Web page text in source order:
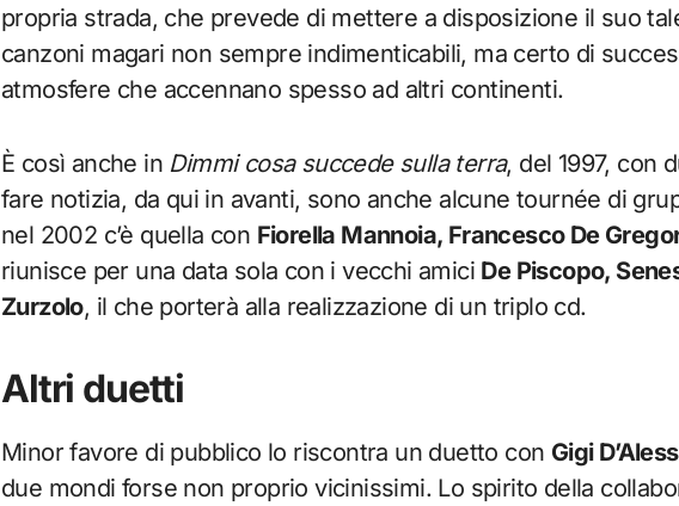
propria strada, che prevede di mettere a disposizione il suo
canzoni magari non sempre indimenticabili, ma certo di
atmosfere che accennano spesso ad altri continenti.
È così anche in Dimmi cosa succede sulla terra, del 1997, con
fare notizia, da qui in avanti, sono anche alcune tournée di
nel 2002 c’è quella con Fiorella Mannoia, Francesco De
riunisce per una data sola con i vecchi amici De Piscopo,
Zurzolo, il che porterà alla realizzazione di un triplo cd.
Altri duetti
Minor favore di pubblico lo riscontra un duetto con Gigi
due mondi forse non proprio vicinissimi. Lo spirito della